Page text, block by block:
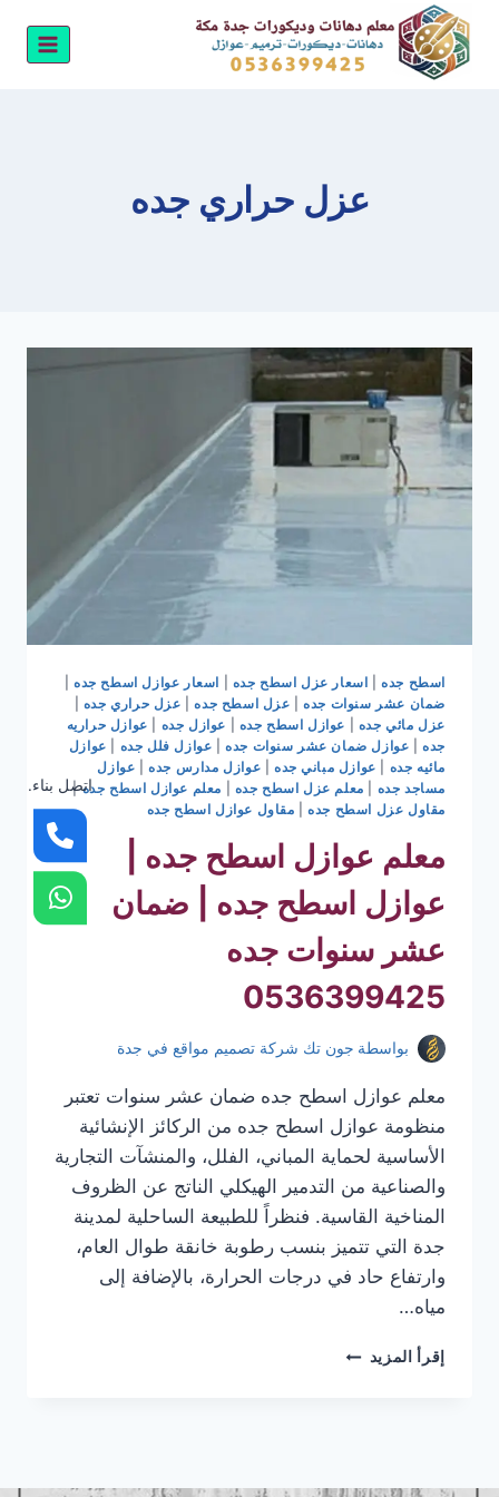
التجاوز
المحتوى
عزل حراري جده
اسطح جده| اسعار عزل اسطح جده اسعار عوازل اسطح جده|
ضمان عشر سنوات جده| عزل اسطح جده| عزل حراري جده
عزل مائي جده
عوازل اسطح جده عوازل جده
عوازل حراريه
جده| عوازل ضمان عشر سنوات جده| عوازل فلل جده
عوازل
مائيه جده
عوازل مباني جده عوازل مدارس جده| عوازل
مساجد جده
معلم عزل اسطح جده معلم عوازل اسطح جده|
مقاول عزل اسطح جده| مقاول عوازل اسطح جده
معلم عوازل اسطح جده |
عوازل اسطح جده | ضمان
عشر سنوات جده
0536399425
بواسطة جون تك شركة تصميم مواقع في جدة
معلم عوازل اسطح جده ضمان عشر سنوات تعتبر
منظومة عوازل اسطح جده من الركائز الإنشائية
الأساسية لحماية المباني، الفلل، والمنشآت التجارية
والصناعية من التدمير الهيكلي الناتج عن الظروف
المناخية القاسية. فنظراً للطبيعة الساحلية لمدينة
جدة التي تتميز بنسب رطوبة خانقة طوال العام،
وارتفاع حاد في درجات الحرارة، بالإضافة إلى
مياه…
إقرأ المزيد معلم
اسطح
اتصل بناء.